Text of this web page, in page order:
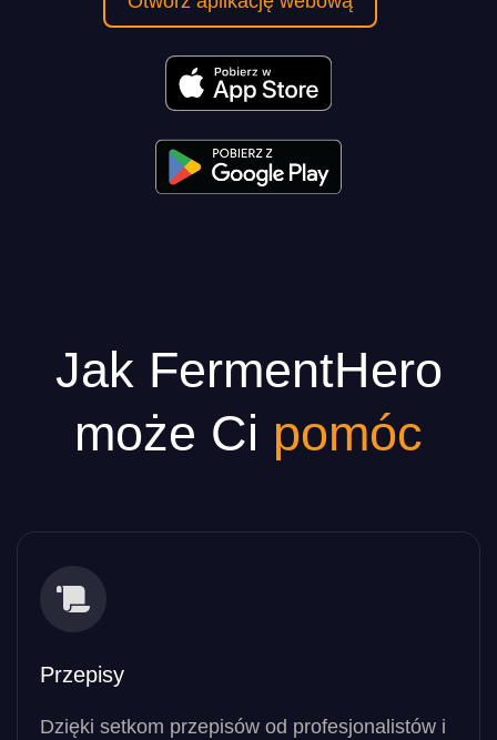
Jak FermentHero
może Ci pomóc
Przepisy
Dzięki setkom przepisów od profesjonalistów i